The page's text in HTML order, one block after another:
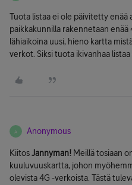
Tuota listaa ei ole päivitetty enää
paikkakunnilla rakennetaan
lähiaikoina uusi, hieno kartta
verkot. Siksi tuota ikivanhaa
A Anonymous
KiitosJannyman! Meillä tosiaan
kuuluvuuskartta, johon
olevista 4G -verkoista. Tästä